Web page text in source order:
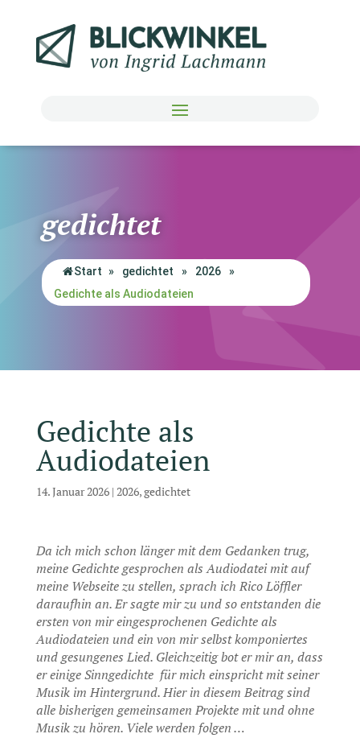
gedichtet
Start » gedichtet » 2026
»
Gedichte als Audiodateien
Gedichte als
Audiodateien
14. Januar 2026| 2026,gedichtet
Da ich mich schon länger mit dem Gedanken trug,
meine Gedichte gesprochen als Audiodatei mit auf
meine Webseite zu stellen, sprach ich Rico Löffler
daraufhin an. Er sagte mir zu und so entstanden die
ersten von mir eingesprochenen Gedichte als
Audiodateien und ein von mir selbst komponiertes
und gesungenes Lied. Gleichzeitig bot er mir an, dass
er einige Sinngedichte für mich einspricht mit seiner
Musik im Hintergrund. Hier in diesem Beitrag sind
alle bisherigen gemeinsamen Projekte mit und ohne
Musik zu hören. Viele werden folgen …